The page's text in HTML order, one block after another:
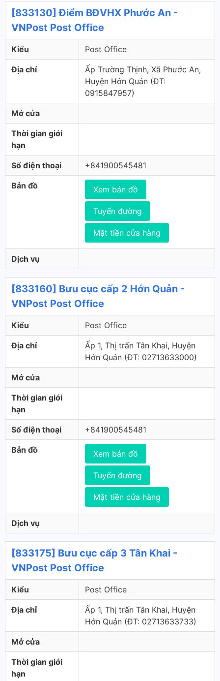
[833130] Điểm BĐVHX Phước An -
VNPost Post Office
Kiểu Post Office
Địa chỉ
Ấp Trường Thịnh, Xã Phước An,
Huyện Hớn Quản (ÐT:
0915847957)
Mở cửa
Thời gian giới
hạn
Số điện thoại +841900545481
Bản đồ Xem bản đồ
Tuyến đường
Mặt tiền cửa hàng
Dịch vụ
[833160] Bưu cục cấp 2 Hớn Quản -
VNPost Post Office
Kiểu Post Office
Địa chỉ
Ấp 1, Thị trấn Tân Khai, Huyện
Hớn Quản (ÐT: 02713633000)
Mở cửa
Thời gian giới
hạn
Số điện thoại +841900545481
Bản đồ Xem bản đồ
Tuyến đường
Mặt tiền cửa hàng
Dịch vụ
[833175] Bưu cục cấp 3 Tân Khai -
VNPost Post Office
Kiểu Post Office
Địa chỉ
Ấp 1, Thị trấn Tân Khai, Huyện
Hớn Quản (ÐT: 02713633733)
Mở cửa
Thời gian giới
hạn